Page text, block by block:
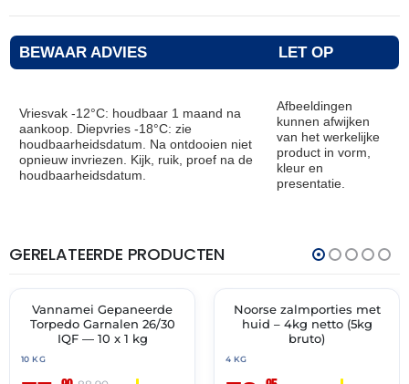
BEWAAR ADVIES LET OP
Vriesvak -12°C: houdbaar 1 maand na
aankoop. Diepvries -18°C: zie
houdbaarheidsdatum. Na ontdooien niet
opnieuw invriezen. Kijk, ruik, proef na de
houdbaarheidsdatum.
Afbeeldingen
kunnen afwijken
van het werkelijke
product in vorm,
kleur en
presentatie.
GERELATEERDE PRODUCTEN
🔥 OP=OP
THT:
24-
Vannamei Gepaneerde
Torpedo Garnalen 26/30
IQF — 10 x 1 kg
10 KG
✓ VAST ASSORTIMENT
Noorse zalmporties met
huid – 4kg netto (5kg
bruto)
4 KG